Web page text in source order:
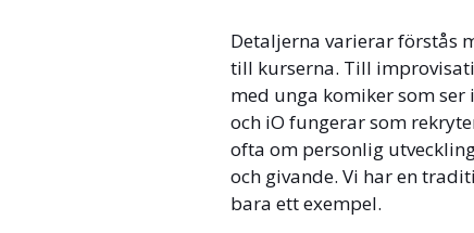
Detaljerna varierar förstås
till kurserna. Till
med unga komiker som ser
och iO fungerar som
ofta om personlig
och givande. Vi har en
bara ett exempel.